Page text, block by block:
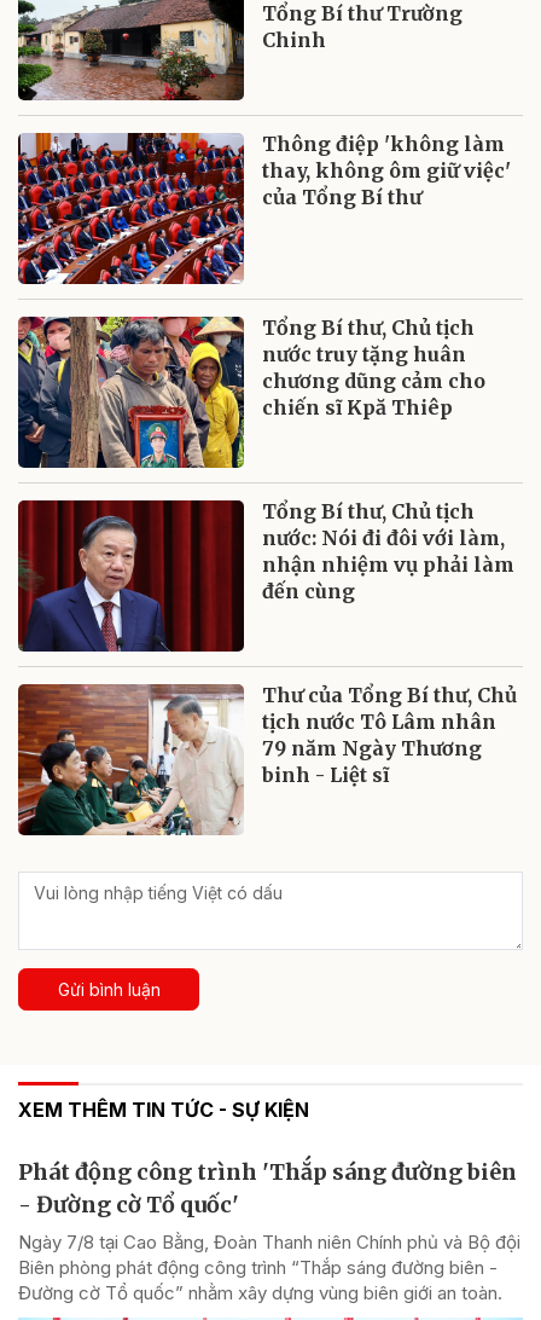
Tổng Bí thư Trường
Chinh
Thông điệp 'không làm
thay, không ôm giữ việc'
của Tổng Bí thư
Tổng Bí thư, Chủ tịch
nước truy tặng huân
chương dũng cảm cho
chiến sĩ Kpă Thiêp
Tổng Bí thư, Chủ tịch
nước: Nói đi đôi với làm,
nhận nhiệm vụ phải làm
đến cùng
Thư của Tổng Bí thư, Chủ
tịch nước Tô Lâm nhân
79 năm Ngày Thương
binh - Liệt sĩ
Gửi bình luận
XEM THÊM TIN TỨC - SỰ KIỆN
Phát động công trình 'Thắp sáng đường biên
- Đường cờ Tổ quốc'
Ngày 7/8 tại Cao Bằng, Đoàn Thanh niên Chính phủ và Bộ đội
Biên phòng phát động công trình “Thắp sáng đường biên -
Đường cờ Tổ quốc” nhằm xây dựng vùng biên giới an toàn.